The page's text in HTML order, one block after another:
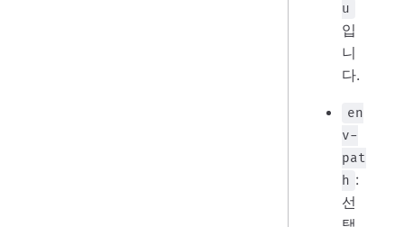
u
입
니
다.
en
v-
pat
h :
선